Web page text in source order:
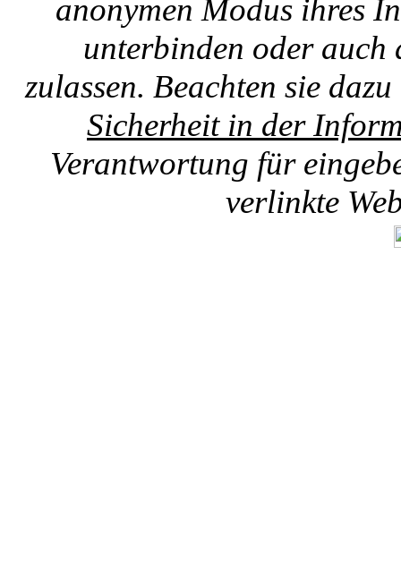
anonymen Modus ihres
unterbinden oder auch
zulassen. Beachten sie
Sicherheit in der
Verantwortung für
verlinkte